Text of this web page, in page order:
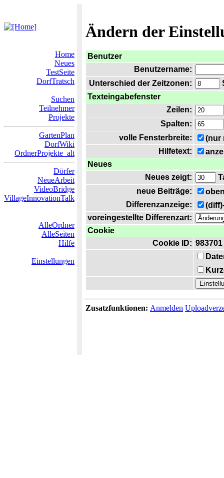
Ändern der
Home
Neues
TestSeite
DorfTratsch
Suchen
Teilnehmer
Projekte
GartenPlan
DorfWiki
OrdnerProjekte_alt
Dörfer
NeueArbeit
VideoBridge
VillageInnovationTalk
AlleOrdner
AlleSeiten
Hilfe
Einstellungen
Benutzer
Benutzername:
Unterschied der Zeitzonen:
Texteingabefenster
Zeilen:
Spalten:
volle Fensterbreite:
(nur
Hilfetext:
Neues
Neues zeigt:
neue Beiträge:
Differenzanzeige:
voreingestellte Differenzart:
Cookie
Cookie ID: 983701
Zusatzfunktionen: Anmelden